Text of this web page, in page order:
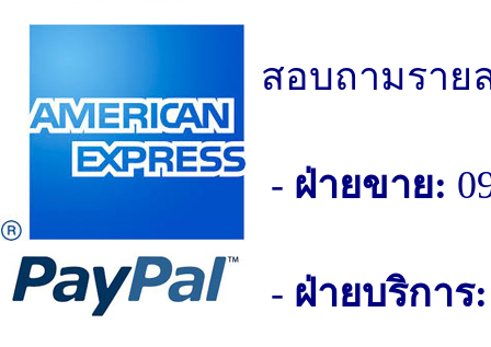
สอบถามราย
- ฝ่ายขาย:
- ฝ่ายบริการ: